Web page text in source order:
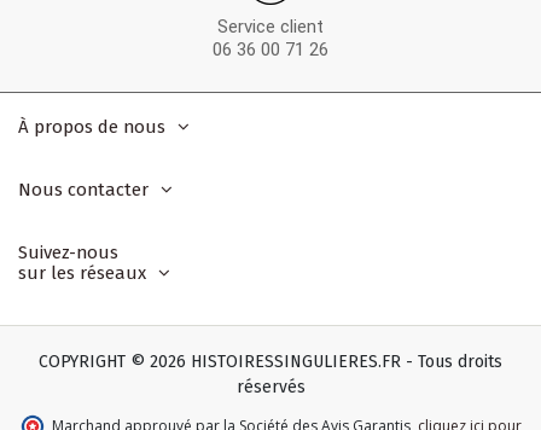
Service client
06 36 00 71 26
À propos de nous
Nous contacter
Suivez-nous
sur les réseaux
COPYRIGHT © 2026 HISTOIRESSINGULIERES.FR - Tous droits
réservés